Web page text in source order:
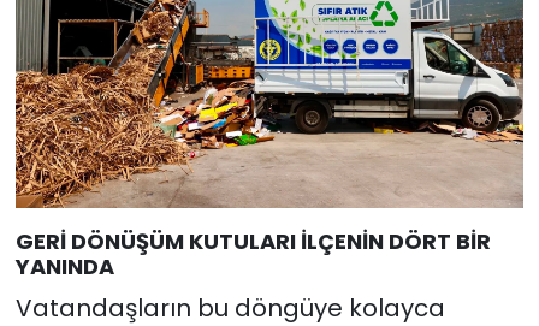
GERİ DÖNÜŞÜM KUTULARI İLÇENİN DÖRT BİR
YANINDA
Vatandaşların bu döngüye kolayca